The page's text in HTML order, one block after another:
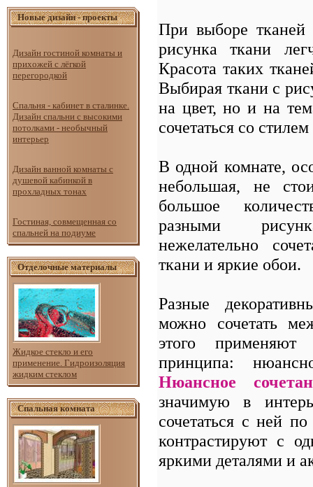
Новые дизайн - проекты
Дизайн гостиной комнаты и
прихожей с лёгкой
перегородкой
Спальня - кабинет в сталинке.
Дизайн спальни с высокими
потолками - необычный
интерьер
Дизайн ванной комнаты с
душевой кабинкой в
прохладных тонах
Гостиная, совмещенная со
спальней на подиуме
Отделочные материалы
Жидкое стекло и его
применение. Гидроизоляция
жидким стеклом
Спальная комната
При выборе
рисунка ткани
Красота таких
Выбирая ткани с
на цвет, но и на
сочетаться со
В одной комнате,
небольшая, не
большое
разными
нежелательно
ткани и яркие обои.
Разные
можно сочетать
этого
принципа:
Нюансное
значимую в
сочетаться с ней
контрастируют с
яркими деталями и